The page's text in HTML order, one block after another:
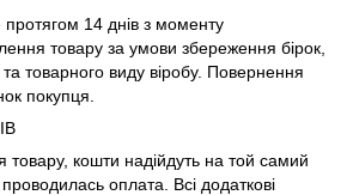
14 днів з моменту
товару за умови збереження бірок,
товарного виду віробу. Повернення
покупця.
товару, кошти надійдуть на той самий
проводилась оплата. Всі додаткові